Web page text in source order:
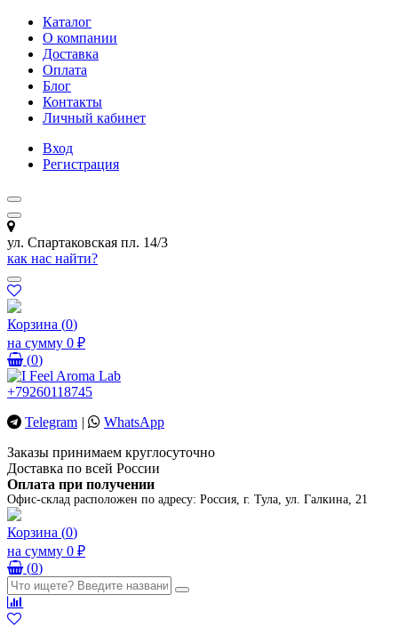
Каталог
О компании
Доставка
Оплата
Блог
Контакты
Личный кабинет
Вход
Регистрация
ул. Спартаковская пл. 14/3
как нас найти?
Корзина (0)
на сумму 0 ₽
(0)
+79260118745
Telegram |
WhatsApp
Заказы принимаем круглосуточно
Доставка по всей России
Оплата при получении
Офис-склад расположен по адресу: Россия, г. Тула, ул. Галкина, 21
Корзина (0)
на сумму 0 ₽
(0)